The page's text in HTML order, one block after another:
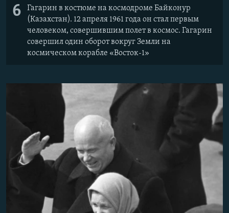
6
Гагарин в костюме на космодроме Байконур
(Казахстан). 12 апреля 1961 года он стал первым
человеком, совершившим полет в космос. Гагарин
совершил один оборот вокруг Земли на
космическом корабле «Восток-1»